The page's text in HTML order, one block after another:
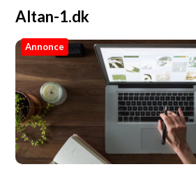
Altan-1.dk
Altan-1.dk
Annonce